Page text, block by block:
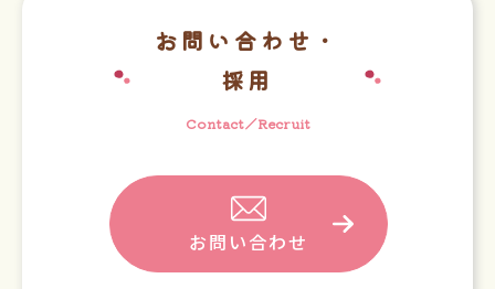
お問い合わせ・
採用
Contact／Recruit
お問い合わせ